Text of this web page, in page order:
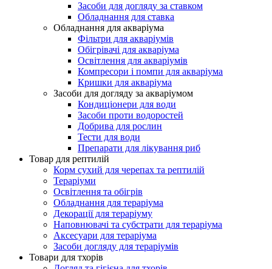
Засоби для догляду за ставком
Обладнання для ставка
Обладнання для акваріума
Фільтри для акваріумів
Обігрівачі для акваріума
Освітлення для акваріумів
Компресори і помпи для акваріума
Кришки для акваріума
Засоби для догляду за акваріумом
Кондиціонери для води
Засоби проти водоростей
Добрива для рослин
Тести для води
Препарати для лікування риб
Товар для рептилій
Корм сухий для черепах та рептилій
Тераріуми
Освітлення та обігрів
Обладнання для тераріума
Декорації для тераріуму
Наповнювачі та субстрати для тераріума
Аксесуари для тераріума
Засоби догляду для тераріумів
Товари для тхорів